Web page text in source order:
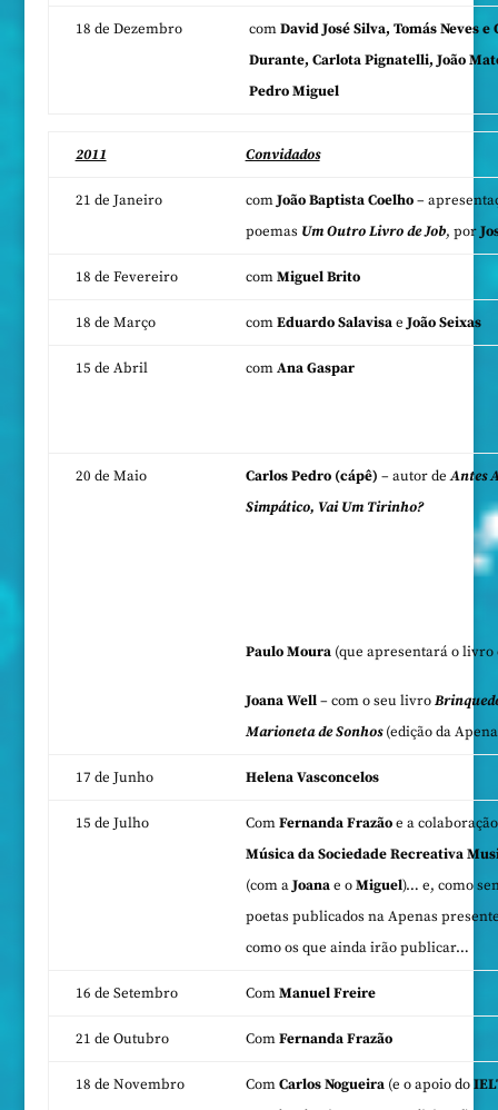
18 de Dezembro comDavid José Silva, Tomás Neves
Durante, Carlota Pignatelli, João
Pedro Miguel
2011 Convidados
21 de Janeiro comJoão Baptista Coelho–
poemas Um Outro Livro de Job, por
18 de Fevereiro comMiguel Brito
18 de Março comEduardo Salavisae João Seixas
15 de Abril comAna Gaspar
20 de Maio Carlos Pedro (cápê) – autor deAntes
Simpático, Vai Um Tirinho?
Paulo Moura(que apresentará o livro
Joana Well– com o seu livro
Marioneta de Sonhos(edição da
17 de Junho Helena Vasconcelos
15 de Julho ComFernanda Frazãoe a
Música da Sociedade Recreativa
(com aJoanae oMiguel)… e, como
poetas publicados na Apenas
como os que ainda irão publicar…
16 de Setembro ComManuel Freire
21 de Outubro ComFernanda Frazão
18 de Novembro ComCarlos Nogueira(e o apoio do